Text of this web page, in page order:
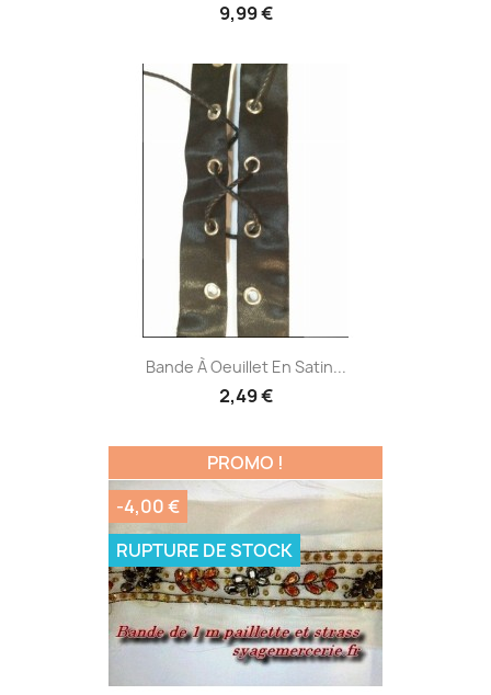
9,99 €
Bande À Oeuillet En Satin...
2,49 €
PROMO !
-4,00 €
RUPTURE DE STOCK